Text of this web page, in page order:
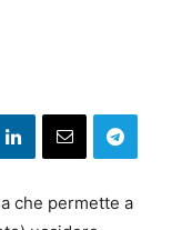
che permette a